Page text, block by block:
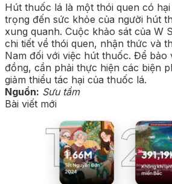
Hút thuốc lá là một thói quen có
trọng đến sức khỏe của người hút
xung quanh. Cuộc khảo sát của W
chi tiết về thói quen, nhận thức và
Nam đối với việc hút thuốc. Để bảo
đồng, cần phải thực hiện các biện
giảm thiểu tác hại của thuốc lá.
Nguồn: Sưu tầm
Bài viết mới